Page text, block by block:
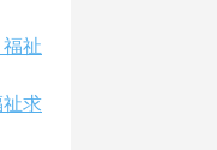
祉
求